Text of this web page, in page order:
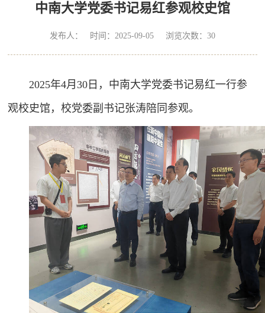
中南大学党委书记易红参观校史馆
发布人： 时间：2025-09-05 浏览次数： 30
2025年4月30日，中南大学党委书记易红一行参
观校史馆，校党委副书记张涛陪同参观。